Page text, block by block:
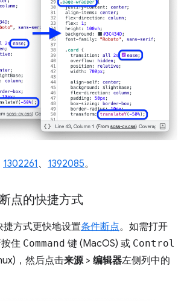
1302261 、 1392085。
点的快捷方式
方式更快地设置条件断点。如需打开
住 Command 键 (MacOS) 或 Control
，然后点击来源> 编辑器左侧列中的